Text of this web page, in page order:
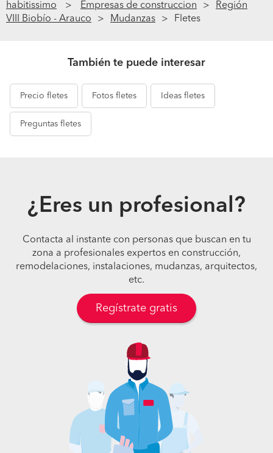
habitissimo Empresas de construccion
Región
VIII Biobío - Arauco
Mudanzas Fletes
También te puede interesar
Precio fletes Fotos fletes Ideas fletes
Preguntas fletes
¿Eres un profesional?
Contacta al instante con personas que buscan en tu
zona a profesionales expertos en construcción,
remodelaciones, instalaciones, mudanzas, arquitectos,
etc.
Regístrate gratis